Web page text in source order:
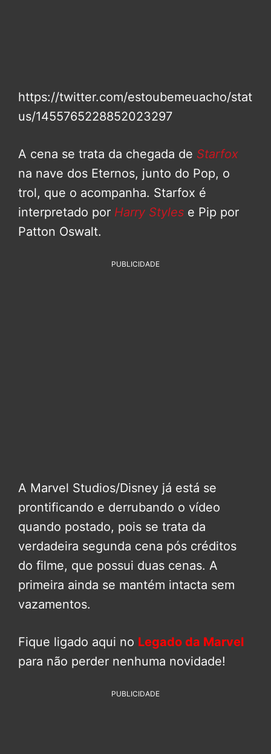
https://twitter.com/estoubemeuacho/stat
us/1455765228852023297
A cena se trata da chegada de Starfox
na nave dos Eternos, junto do Pop, o
trol, que o acompanha. Starfox é
interpretado por Harry Styles e Pip por
Patton Oswalt.
PUBLICIDADE
A Marvel Studios/Disney já está se
prontificando e derrubando o vídeo
quando postado, pois se trata da
verdadeira segunda cena pós créditos
do filme, que possui duas cenas. A
primeira ainda se mantém intacta sem
vazamentos.
Fique ligado aqui no Legado da Marvel
para não perder nenhuma novidade!
PUBLICIDADE